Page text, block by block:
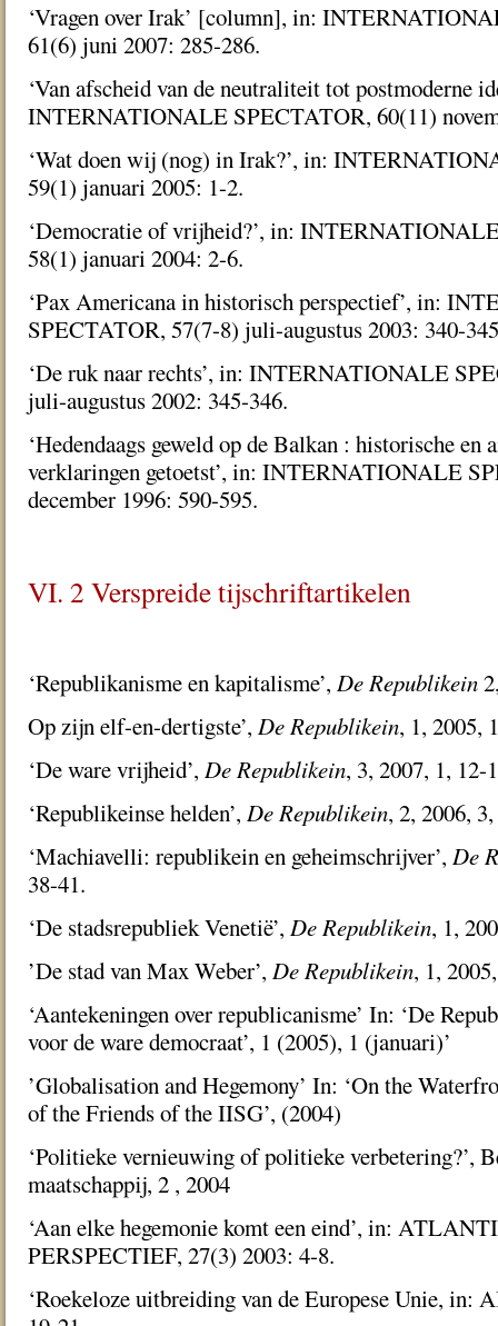
‘Vragen over Irak’ [column], in:
61(6) juni 2007: 285-286.
‘Van afscheid van de neutraliteit tot postmoderne
INTERNATIONALE SPECTATOR, 60(11)
‘Wat doen wij (nog) in Irak?’, in:
59(1) januari 2005: 1-2.
‘Democratie of vrijheid?’, in:
58(1) januari 2004: 2-6.
‘Pax Americana in historisch perspectief’, in:
SPECTATOR, 57(7-8) juli-augustus 2003: 340-
‘De ruk naar rechts’, in: INTERNATIONALE
juli-augustus 2002: 345-346.
‘Hedendaags geweld op de Balkan : historische en
verklaringen getoetst’, in: INTERNATIONALE
december 1996: 590-595.
VI. 2 Verspreide tijschriftartikelen
‘Republikanisme en kapitalisme’, De Republikein
Op zijn elf-en-dertigste’, De Republikein, 1, 2005,
‘De ware vrijheid’, De Republikein, 3, 2007, 1, 12-
‘Republikeinse helden’, De Republikein, 2, 2006,
‘Machiavelli: republikein en geheimschrijver’, De
38-41.
‘De stadsrepubliek Venetië’, De Republikein, 1,
’De stad van Max Weber’, De Republikein, 1,
‘Aantekeningen over republicanisme’ In: ‘De
voor de ware democraat’, 1 (2005), 1 (januari)’
’Globalisation and Hegemony’ In: ‘On the
of the Friends of the IISG’, (2004)
‘Politieke vernieuwing of politieke verbetering?’,
maatschappij, 2 , 2004
‘Aan elke hegemonie komt een eind’, in:
PERSPECTIEF, 27(3) 2003: 4-8.
‘Roekeloze uitbreiding van de Europese Unie, in: